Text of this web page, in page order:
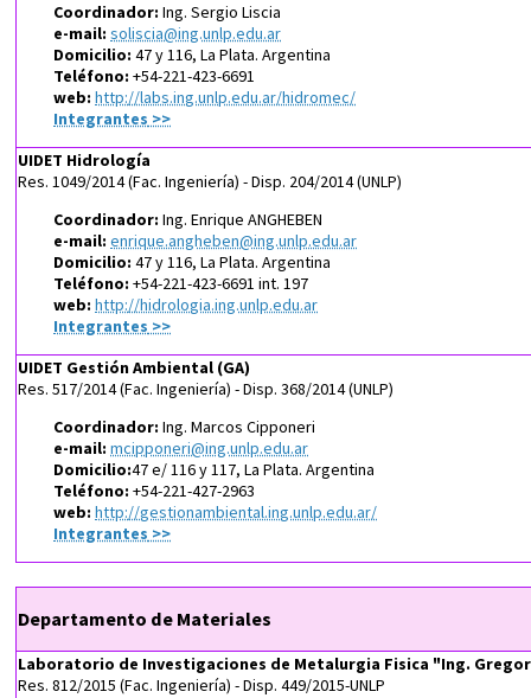
Coordinador:Ing. Sergio Liscia
e-mail:soliscia@ing.unlp.edu.ar
Domicilio:47 y 116, La Plata. Argentina
Teléfono:+54-221-423-6691
web:http://labs.ing.unlp.edu.ar/hidromec/
Integrantes >>
UIDET Hidrología
Res. 1049/2014 (Fac. Ingeniería) - Disp. 204/2014 (UNLP)
Coordinador:Ing. Enrique ANGHEBEN
e-mail:enrique.angheben@ing.unlp.edu.ar
Domicilio:47 y 116, La Plata. Argentina
Teléfono:+54-221-423-6691 int. 197
web:http://hidrologia.ing.unlp.edu.ar
Integrantes >>
UIDET Gestión Ambiental (GA)
Res. 517/2014 (Fac. Ingeniería) - Disp. 368/2014 (UNLP)
Coordinador:Ing. Marcos Cipponeri
e-mail:mcipponeri@ing.unlp.edu.ar
Domicilio:47 e/ 116 y 117, La Plata. Argentina
Teléfono:+54-221-427-2963
web:http://gestionambiental.ing.unlp.edu.ar/
Integrantes >>
Departamento de Materiales
Laboratorio de Investigaciones de Metalurgia Fisica "Ing.
Res. 812/2015 (Fac. Ingeniería) - Disp. 449/2015-UNLP